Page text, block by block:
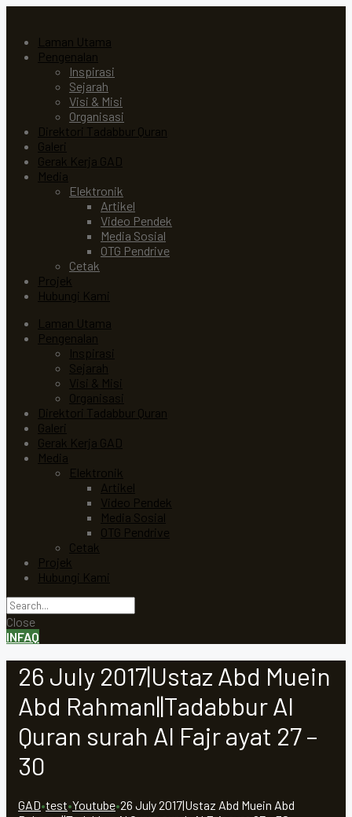
Laman Utama
Pengenalan
Inspirasi
Sejarah
Visi & Misi
Organisasi
Direktori Tadabbur Quran
Galeri
Gerak Kerja GAD
Media
Elektronik
Artikel
Video Pendek
Media Sosial
OTG Pendrive
Cetak
Projek
Hubungi Kami
Laman Utama
Pengenalan
Inspirasi
Sejarah
Visi & Misi
Organisasi
Direktori Tadabbur Quran
Galeri
Gerak Kerja GAD
Media
Elektronik
Artikel
Video Pendek
Media Sosial
OTG Pendrive
Cetak
Projek
Hubungi Kami
Close
INFAQ
26 July 2017|Ustaz Abd Muein
Abd Rahman||Tadabbur Al
Quran surah Al Fajr ayat 27 –
30
GAD•test•Youtube•26 July 2017|Ustaz Abd Muein Abd